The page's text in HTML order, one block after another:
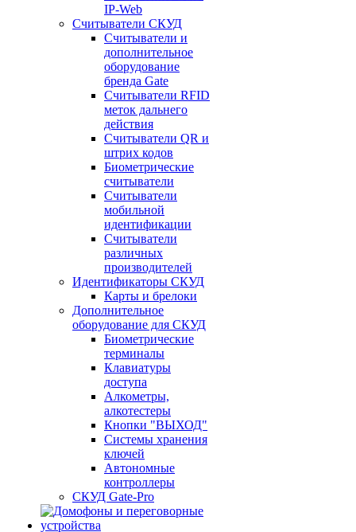
IP-Web
Считыватели СКУД
Считыватели и
дополнительное
оборудование
бренда Gate
Считыватели RFID
меток дальнего
действия
Считыватели QR и
штрих кодов
Биометрические
считыватели
Считыватели
мобильной
идентификации
Считыватели
различных
производителей
Идентификаторы СКУД
Карты и брелоки
Дополнительное
оборудование для СКУД
Биометрические
терминалы
Клавиатуры
доступа
Алкометры,
алкотестеры
Кнопки "ВЫХОД"
Системы хранения
ключей
Автономные
контроллеры
СКУД Gate-Pro